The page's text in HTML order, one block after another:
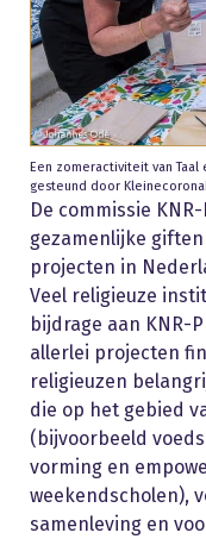
Een zomeractiviteit van
gesteund door
De commissie
gezamenlijke
projecten in
Veel religieuze
bijdrage aan KNR-
allerlei projecten
religieuzen
die op het gebied
(bijvoorbeeld
vorming en
weekendscholen),
samenleving en